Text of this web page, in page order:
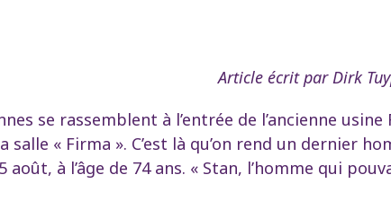
Article écrit par Dirk
se rassemblent à l’entrée de l’ancienne
« Firma ». C’est là qu’on rend un dernier
à l’âge de 74 ans. « Stan, l’homme qui